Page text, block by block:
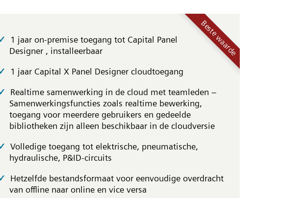
1 jaar on-premise toegang tot Capital Panel
Designer , installeerbaar
1 jaar Capital X Panel Designer cloudtoegang
Realtime samenwerking in de cloud met teamleden –
Samenwerkingsfuncties zoals realtime bewerking,
toegang voor meerdere gebruikers en gedeelde
bibliotheken zijn alleen beschikbaar in de cloudversie
Volledige toegang tot elektrische, pneumatische,
hydraulische, P&ID-circuits
Hetzelfde bestandsformaat voor eenvoudige overdracht
van offline naar online en vice versa
Beste waarde